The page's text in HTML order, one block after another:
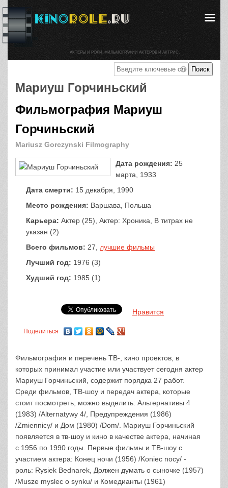
Мариуш Горчиньский
Фильмография Мариуш
Горчиньский
Mariusz Gorczynski Filmography
Дата рождения: 25
марта, 1933
Дата смерти: 15 декабря, 1990
Место рождения: Варшава, Польша
Карьера: Актер (25), Актер: Хроника, В титрах не
указан (2)
Всего фильмов: 27, лучшие фильмы
Лучший год: 1976 (3)
Худший год: 1985 (1)
Нравится
Поделиться
Фильмография и перечень ТВ-, кино проектов, в
которых принимал участие или участвует сегодня актер
Мариуш Горчиньский, содержит порядка 27 работ.
Среди фильмов, ТВ-шоу и передач актера, которые
стоит посмотреть, можно выделить: Альтернативы 4
(1983) /Alternatywy 4/, Предупреждения (1986)
/Zmiennicy/ и Дом (1980) /Dom/. Мариуш Горчиньский
появляется в тв-шоу и кино в качестве актера, начиная
с 1956 по 1990 годы. Первые фильмы и ТВ-шоу с
участием актера: Конец ночи (1956) /Koniec nocy/ -
роль: Rysiek Bednarek, Должен думать о сыночке (1957)
/Musze myslec o synku/ и Комедианты (1961)
АКТЕРЫ И РОЛИ. ФИЛЬМОГРАФИИ АКТЕРОВ И АКТРИС.